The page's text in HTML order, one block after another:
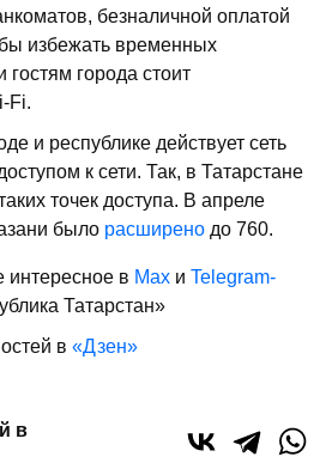
безналичной оплатой
избежать временных
гостям города стоит
Fi.
и республике действует сеть
к сети. Так, в Татарстане
точек доступа. В апреле
было расширено до 760.
интересное в Max и Telegram-
Татарстан»
в «Дзен»
в